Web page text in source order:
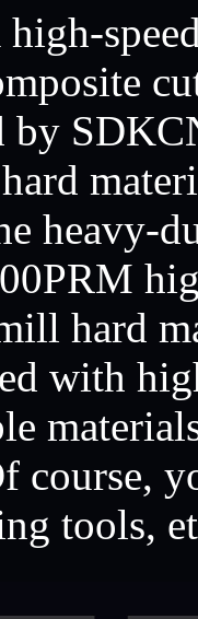
by
heavy-
hard
with
course,
tools,